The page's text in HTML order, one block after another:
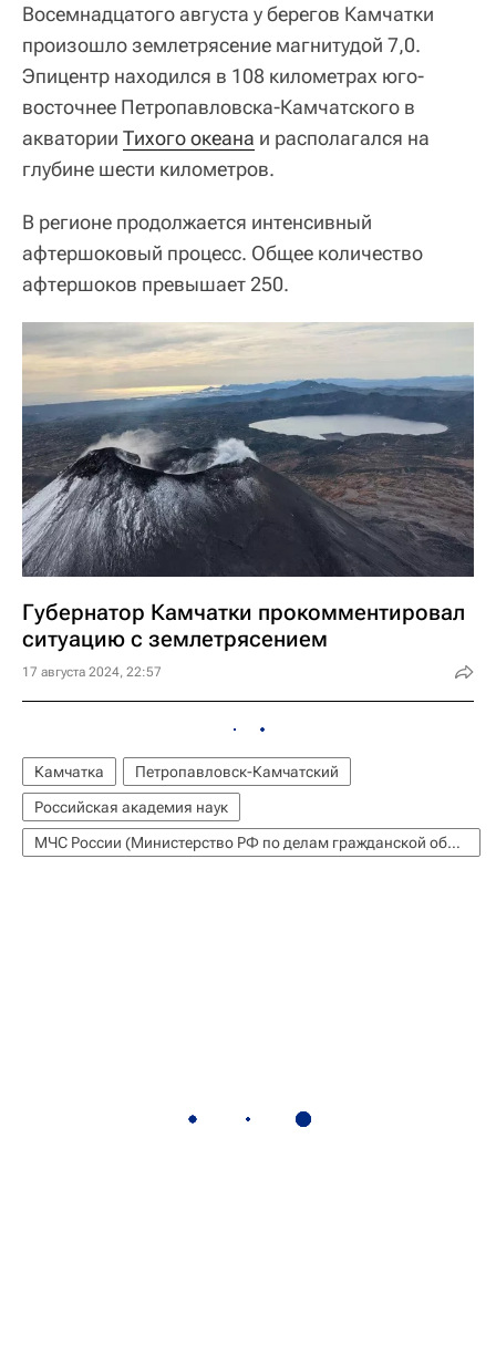
Восемнадцатого августа у берегов Камчатки
произошло землетрясение магнитудой 7,0.
Эпицентр находился в 108 километрах юго-
восточнее Петропавловска-Камчатского в
акватории Тихого океана и располагался на
глубине шести километров.
В регионе продолжается интенсивный
афтершоковый процесс. Общее количество
афтершоков превышает 250.
Губернатор Камчатки прокомментировал
ситуацию с землетрясением
17 августа 2024, 22:57
Камчатка
Петропавловск-Камчатский
Российская академия наук
МЧС России (Министерство РФ по делам гражданской обороны, чрезвычайным ситуациям и ликвидации последствий стихийных бедствий)